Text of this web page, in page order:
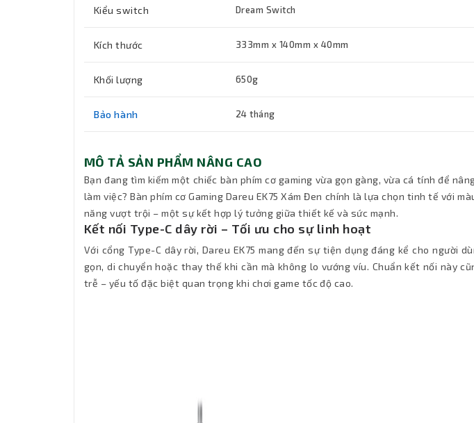
Kiểu switch Dream Switch
Kích thước 333mm x 140mm x 40mm
Khối lượng 650g
Bảo hành 24 tháng
MÔ TẢ SẢN PHẨM NÂNG CAO
Bạn đang tìm kiếm một chiếc bàn phím cơ gaming vừa gọn gàng, vừa cá tính để
làm việc? Bàn phím cơ Gaming Dareu EK75 Xám Đen chính là lựa chọn tinh tế với
năng vượt trội – một sự kết hợp lý tưởng giữa thiết kế và sức mạnh.
Kết nối Type-C dây rời – Tối ưu cho sự linh hoạt
Với cổng Type-C dây rời, Dareu EK75 mang đến sự tiện dụng đáng kể cho người
gọn, di chuyển hoặc thay thế khi cần mà không lo vướng víu. Chuẩn kết nối này
trễ – yếu tố đặc biệt quan trọng khi chơi game tốc độ cao.